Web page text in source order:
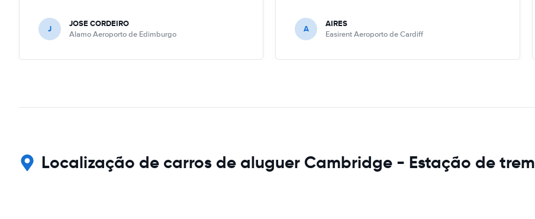
J JOSE CORDEIRO
Alamo Aeroporto de Edimburgo A AIRES
Easirent Aeroporto de Cardiff
Localização de carros de aluguer Cambridge - Estação de trem